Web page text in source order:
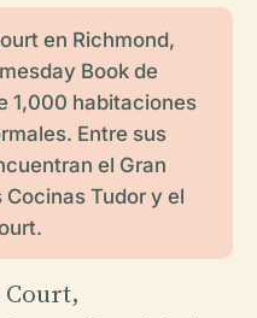
en Richmond,
Book de
1,000 habitaciones
Entre sus
el Gran
Cocinas Tudor y el
Court,